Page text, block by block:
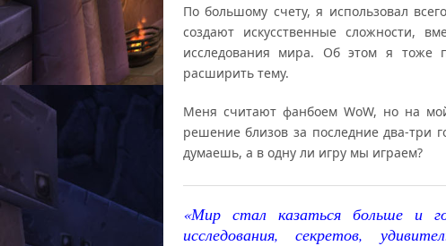
По большому счету, я использовал
создают искусственные сложности,
исследования мира. Об этом я тоже
расширить тему.
Меня считают фанбоем WoW, но на
решение близов за последние два-три
думаешь, а в одну ли игру мы играем?
«Мир стал казаться больше и
исследования, секретов,